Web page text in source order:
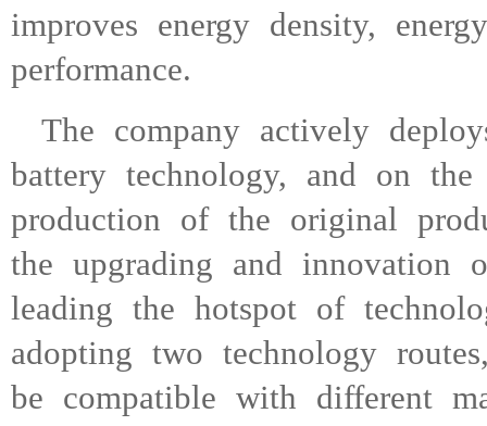
improves energy density,
performance.
The company actively
battery technology, and on
production of the original
the upgrading and innovation
leading the hotspot of
adopting two technology
be compatible with different